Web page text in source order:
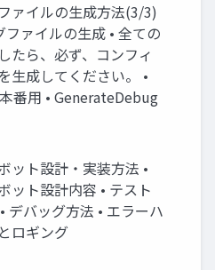
ァイルの⽣成⽅法(3/3)
ファイルの⽣成 • 全ての
たら、必ず、コンフィ
⽣成してください。 •
番⽤ • GenerateDebug
ット設計・実装⽅法 •
ット設計内容 • テスト
デバッグ⽅法 • エラーハ
ロギング